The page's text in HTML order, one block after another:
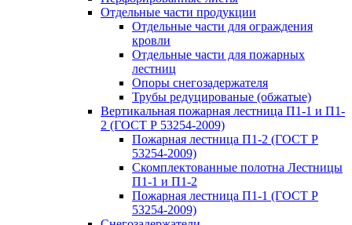
Отдельные части продукции
Отдельные части для ограждения
кровли
Отдельные части для пожарных
лестниц
Опоры снегозадержателя
Трубы редуцированые (обжатые)
Вертикальная пожарная лестница П1-1 и П1-
2 (ГОСТ Р 53254-2009)
Пожарная лестница П1-2 (ГОСТ Р
53254-2009)
Скомплектованные полотна Лестницы
П1-1 и П1-2
Пожарная лестница П1-1 (ГОСТ Р
53254-2009)